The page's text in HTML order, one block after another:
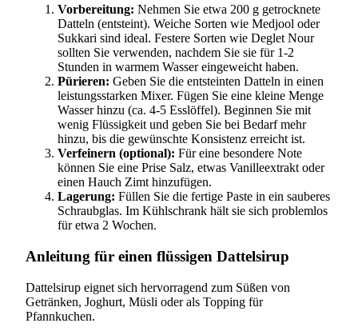
Vorbereitung: Nehmen Sie etwa 200 g getrocknete
Datteln (entsteint). Weiche Sorten wie Medjool oder
Sukkari sind ideal. Festere Sorten wie Deglet Nour
sollten Sie verwenden, nachdem Sie sie für 1-2
Stunden in warmem Wasser eingeweicht haben.
Pürieren: Geben Sie die entsteinten Datteln in einen
leistungsstarken Mixer. Fügen Sie eine kleine Menge
Wasser hinzu (ca. 4-5 Esslöffel). Beginnen Sie mit
wenig Flüssigkeit und geben Sie bei Bedarf mehr
hinzu, bis die gewünschte Konsistenz erreicht ist.
Verfeinern (optional): Für eine besondere Note
können Sie eine Prise Salz, etwas Vanilleextrakt oder
einen Hauch Zimt hinzufügen.
Lagerung: Füllen Sie die fertige Paste in ein sauberes
Schraubglas. Im Kühlschrank hält sie sich problemlos
für etwa 2 Wochen.
Anleitung für einen flüssigen Dattelsirup
Dattelsirup eignet sich hervorragend zum Süßen von
Getränken, Joghurt, Müsli oder als Topping für
Pfannkuchen.